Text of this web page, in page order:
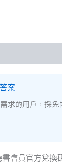
案
求的用戶，採
會員官方兌換